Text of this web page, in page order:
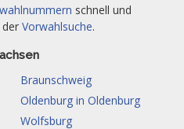
schnell und
Vorwahlsuche.
Braunschweig
Oldenburg in Oldenburg
Wolfsburg